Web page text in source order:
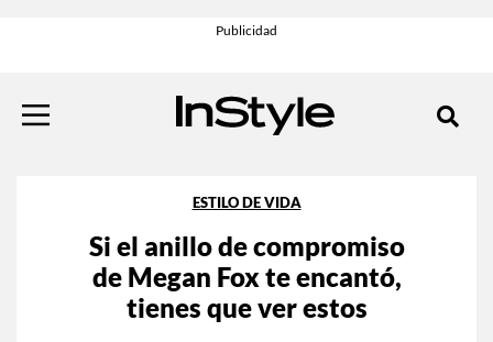
ESTILO DE VIDA
Si el anillo de compromiso
de Megan Fox te encantó,
tienes que ver estos